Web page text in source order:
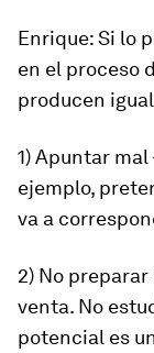
Enrique:Si lo
en el proceso
producen
1) Apuntar
ejemplo,
va a
2) No
venta. No
potencial es